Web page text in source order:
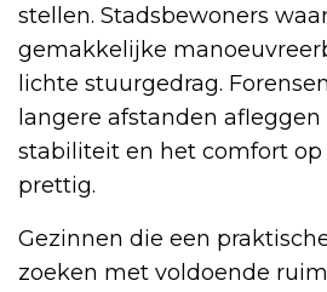
stellen. Stadsbewoners
gemakkelijke
lichte stuurgedrag.
langere afstanden
stabiliteit en het comfort op
prettig.
Gezinnen die een
zoeken met voldoende